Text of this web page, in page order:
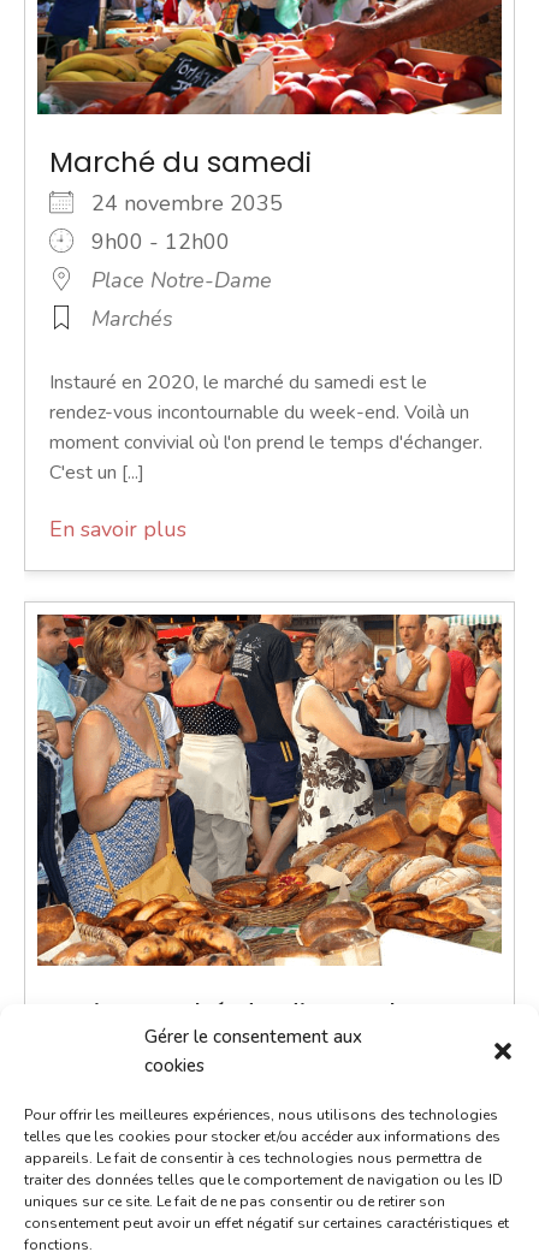
Gérer le consentement aux
cookies
Pour offrir les meilleures expériences, nous utilisons des technologies
telles que les cookies pour stocker et/ou accéder aux informations des
appareils. Le fait de consentir à ces technologies nous permettra de
traiter des données telles que le comportement de navigation ou les ID
uniques sur ce site. Le fait de ne pas consentir ou de retirer son
consentement peut avoir un effet négatif sur certaines caractéristiques et
fonctions.
Marché du samedi
24 novembre 2035
9h00 - 12h00
Place Notre-Dame
Marchés
Instauré en 2020, le marché du samedi est le
rendez-vous incontournable du week-end. Voilà un
moment convivial où l'on prend le temps d'échanger.
C'est un [...]
En savoir plus
Petit marché du dimanche
25 novembre 2035
Place de la République
Marchés
Le petit marché du dimanche est un moment de